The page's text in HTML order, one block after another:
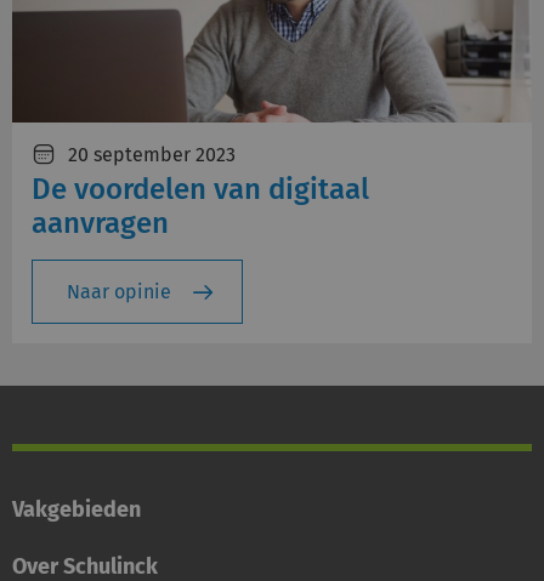
20 september 2023
De voordelen van digitaal
aanvragen
Naar opinie
Vakgebieden
Over Schulinck